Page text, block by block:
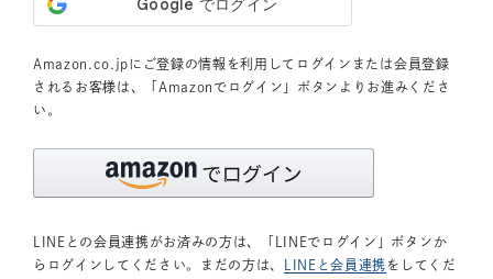
Amazon.co.jpにご登録の情報を利用してログインまたは会員登録
されるお客様は、「Amazonでログイン」ボタンよりお進みくださ
い。
LINEとの会員連携がお済みの方は、「LINEでログイン」ボタンか
らログインしてください。まだの方は、
LINEと会員連携 をしてくだ